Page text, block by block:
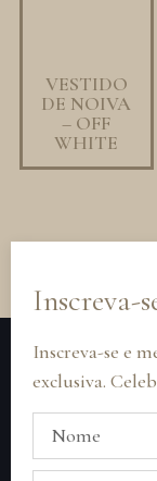
VESTIDO
DE NOIVA
– OFF
WHITE
Inscreva-
Inscreva-se e
exclusiva.